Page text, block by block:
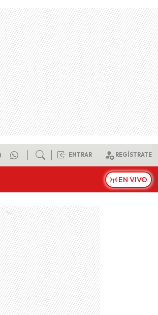
ENTRAR REGÍSTRATE
EN VIVO